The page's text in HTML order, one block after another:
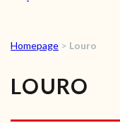
Homepage > Louro
LOURO